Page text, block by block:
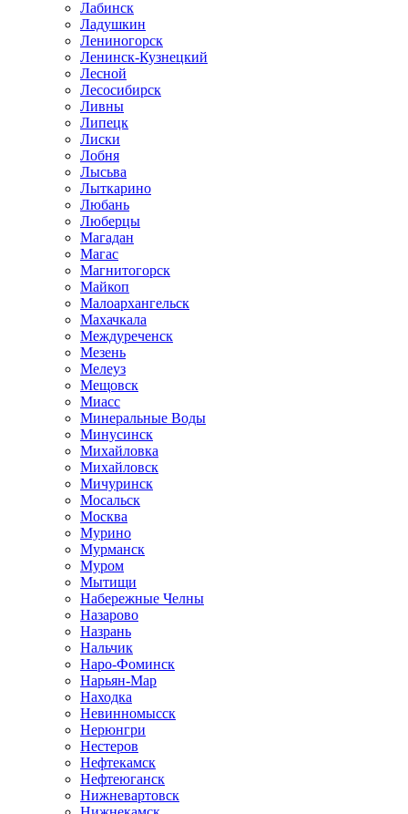
Лабинск
Ладушкин
Лениногорск
Ленинск-Кузнецкий
Лесной
Лесосибирск
Ливны
Липецк
Лиски
Лобня
Лысьва
Лыткарино
Любань
Люберцы
Магадан
Магас
Магнитогорск
Майкоп
Малоархангельск
Махачкала
Междуреченск
Мезень
Мелеуз
Мещовск
Миасс
Минеральные Воды
Минусинск
Михайловка
Михайловск
Мичуринск
Мосальск
Москва
Мурино
Мурманск
Муром
Мытищи
Набережные Челны
Назарово
Назрань
Нальчик
Наро-Фоминск
Нарьян-Мар
Находка
Невинномысск
Нерюнгри
Нестеров
Нефтекамск
Нефтеюганск
Нижневартовск